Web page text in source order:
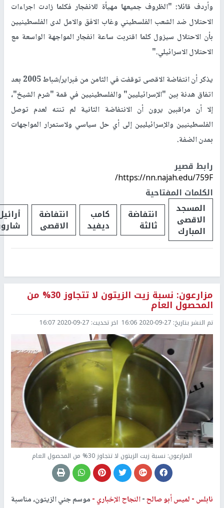
وأردف قائلا: "الظروف جميعها مهيأة للانفجار فكلما زادت اجراءات
الاحتلال ضد الشعب الفلسطيني وغاب الافق والامل لدى الفلسطينيين
بأن الاحتلال سيزول كلما اقتربت ساعة انفجار المواجهة الواسعة مع
الاحتلال الاسرائيلي."
يذكر أن انتفاضة الاقصى توقفت في الثامن من فبراير/شباط 2005 بعد
اتفاق هدنة بين "الإسرائيليين" والفلسطينيين في قمة "شرم الشيخ"،
إلا أن مراقبين يرون أن الانتفاضة الثانية لم تنته لعدم توصل
الفلسطينيين والإسرائيليين إلى أي حل سياسي ولاستمرار المواجهات
بمدن الضفة.
رابط قصير
https://nn.najah.edu/759F/
الكلمات المفتاحية
المسجد
الاقصى
المبارك
انتفاضة
ثالثة
كامب
ديفيد
انتفاضة
الاقصى
مزارعون: نسبة زيت الزيتون لا تتجاوز 30% من
المحصول العام
تم النشر بتاريخ: 2020-09-27 16:06 اخر تحديث: 2020-09-27 16:07
المزارعون: نسبة زيت الزيتون لا تتجاوز 30% من المحصول العام
نابلس -لميس أبو صالح-النجاح الإخباري -موسم جني الزيتون، مناسبة